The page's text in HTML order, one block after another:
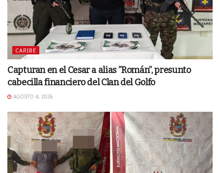
CARIBE
Capturan en el Cesar a alias “Román”, presunto
cabecilla financiero del Clan del Golfo
AGOSTO 4, 2026